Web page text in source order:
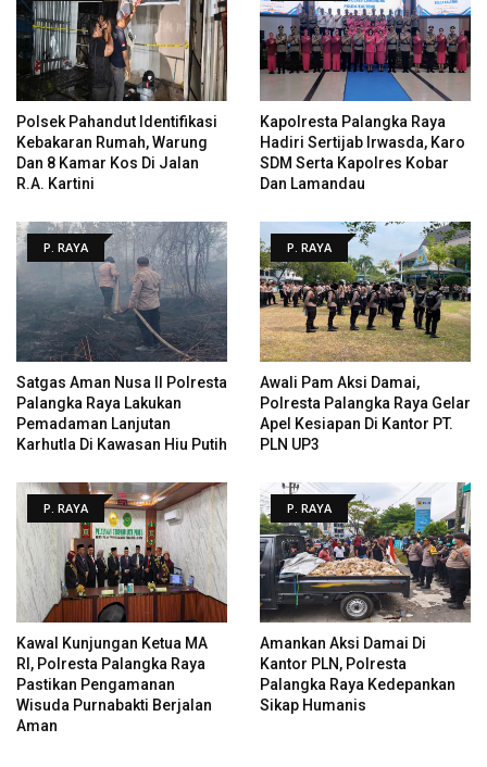
Polsek Pahandut Identifikasi
Kebakaran Rumah, Warung
Dan 8 Kamar Kos Di Jalan
R.A. Kartini
Kapolresta Palangka Raya
Hadiri Sertijab Irwasda, Karo
SDM Serta Kapolres Kobar
Dan Lamandau
P. RAYA
Satgas Aman Nusa II Polresta
Palangka Raya Lakukan
Pemadaman Lanjutan
Karhutla Di Kawasan Hiu Putih
P. RAYA
Awali Pam Aksi Damai,
Polresta Palangka Raya Gelar
Apel Kesiapan Di Kantor PT.
PLN UP3
P. RAYA
Kawal Kunjungan Ketua MA
RI, Polresta Palangka Raya
Pastikan Pengamanan
Wisuda Purnabakti Berjalan
Aman
P. RAYA
Amankan Aksi Damai Di
Kantor PLN, Polresta
Palangka Raya Kedepankan
Sikap Humanis